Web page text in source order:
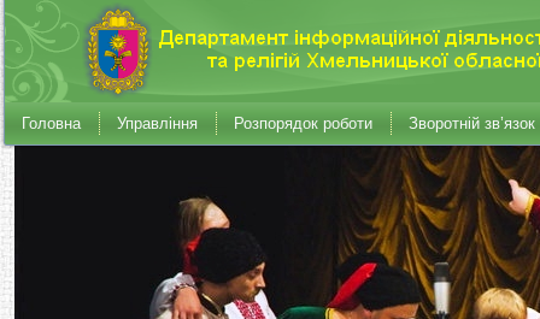
Головна Управління Розпорядок роботи Зворотній зв’язок